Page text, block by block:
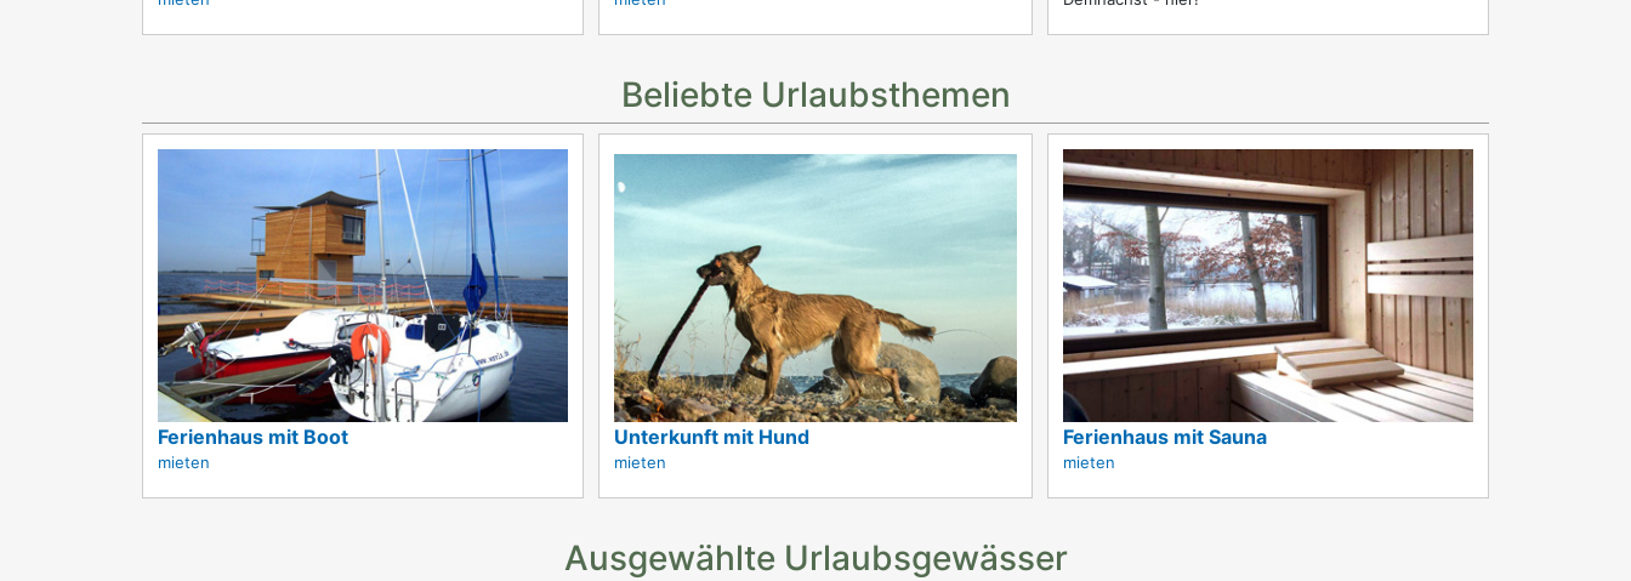
Beliebte Urlaubsthemen
Ferienhaus mit Boot
mieten
Unterkunft mit Hund
mieten
Ferienhaus mit Sauna
mieten
Ausgewählte Urlaubsgewässer